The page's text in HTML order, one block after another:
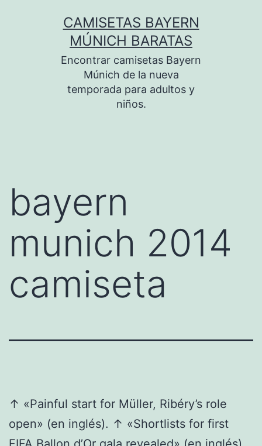
CAMISETAS BAYERN
MÚNICH BARATAS
Encontrar camisetas Bayern
Múnich de la nueva
temporada para adultos y
niños.
bayern
munich 2014
camiseta
↑ «Painful start for Müller, Ribéry’s role
open» (en inglés). ↑ «Shortlists for first